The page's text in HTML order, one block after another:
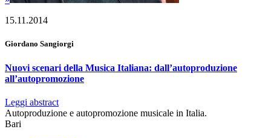
15.11.2014
Giordano Sangiorgi
Nuovi scenari della Musica Italiana: dall’autoproduzione
all’autopromozione
Leggi abstract
Autoproduzione e autopromozione musicale in Italia.
Bari